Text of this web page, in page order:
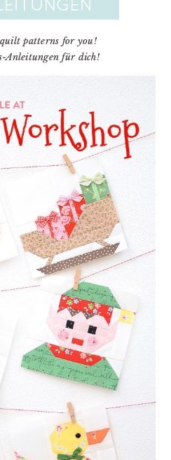
patterns for you!
Anleitungen für dich!